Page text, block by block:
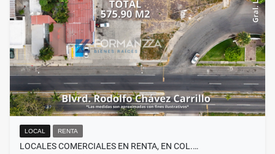
LOCAL RENTA
LOCALES COMERCIALES EN RENTA, EN COL.…